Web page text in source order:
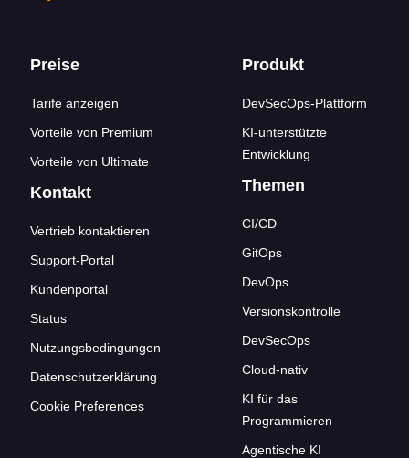
Footer-Links
Preise
Tarife anzeigen
Vorteile von Premium
Vorteile von Ultimate
Kontakt
Vertrieb kontaktieren
Support-Portal
Kundenportal
Status
Nutzungsbedingungen
Datenschutzerklärung
Cookie Preferences
Produkt
DevSecOps-Plattform
KI-unterstützte
Entwicklung
Themen
CI/CD
GitOps
DevOps
Versionskontrolle
DevSecOps
Cloud-nativ
KI für das
Programmieren
Agentische KI